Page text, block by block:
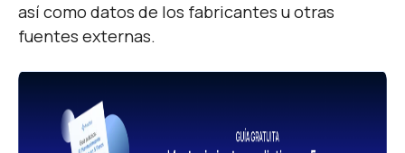
así como datos de los fabricantes u otras
fuentes externas.